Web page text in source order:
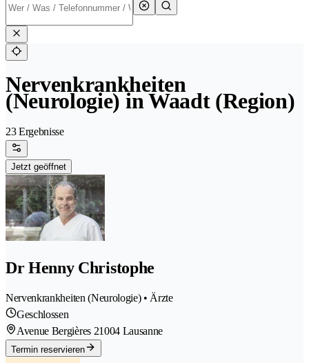
Nervenkrankheiten
(Neurologie) in Waadt (Region)
23 Ergebnisse
Jetzt geöffnet
Dr Henny Christophe
Nervenkrankheiten (Neurologie) • Ärzte
Geschlossen
Avenue Bergières 21004 Lausanne
Termin reservieren